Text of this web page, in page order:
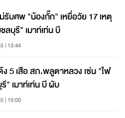
รับศพ "น้องกั๊ก" เหยื่อวัย 17 เหตุ
ลบุรี" เมาท์เท่น บี
| 13:44
ง 5 เสือ สภ.พลูตาหลวง เซ่น "ไฟ
" เมาท์เท่น บี ผับ
| 15:00